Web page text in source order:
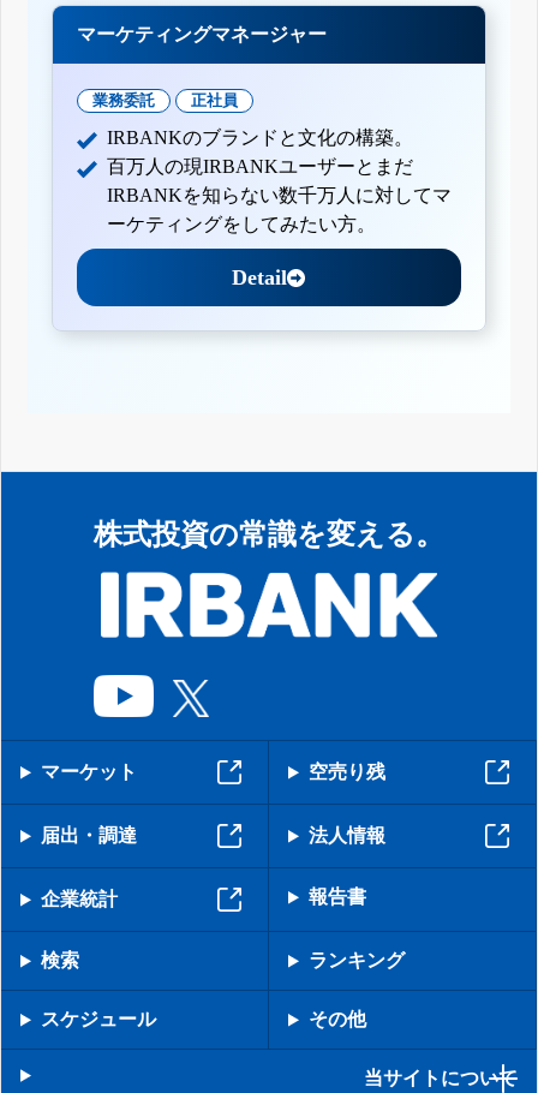
マーケティングマネージャー
業務委託 正社員
IRBANKのブランドと文化の構築。
百万人の現IRBANKユーザーとまだ
IRBANKを知らない数千万人に対してマ
ーケティングをしてみたい方。
Detail
株式投資の常識を変える。
マーケット 空売り残
届出・調達 法人情報
企業統計 報告書
検索 ランキング
スケジュール その他
当サイトについて